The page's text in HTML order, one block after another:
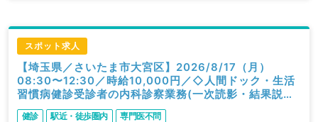
スポット求人
【埼玉県／さいたま市大宮区】2026/8/17（月）
08:30〜12:30／時給10,000円／◇人間ドック・生活
習慣病健診受診者の内科診察業務(一次読影・結果説明
含む)◇／内科
健診 駅近・徒歩圏内 専門医不問